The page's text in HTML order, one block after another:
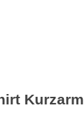
Kurzarm